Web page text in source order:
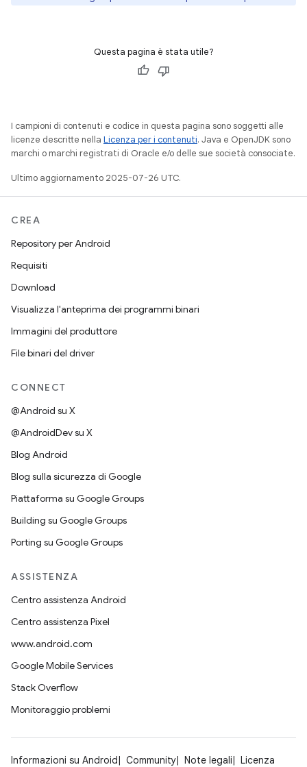
Questa pagina è stata utile?
I campioni di contenuti e codice in questa pagina sono soggetti alle
licenze descritte nella Licenza per i contenuti. Java e OpenJDK sono
marchi o marchi registrati di Oracle e/o delle sue società consociate.
Ultimo aggiornamento 2025-07-26 UTC.
CREA
Repository per Android
Requisiti
Download
Visualizza l'anteprima dei programmi binari
Immagini del produttore
File binari del driver
CONNECT
@Android su X
@AndroidDev su X
Blog Android
Blog sulla sicurezza di Google
Piattaforma su Google Groups
Building su Google Groups
Porting su Google Groups
ASSISTENZA
Centro assistenza Android
Centro assistenza Pixel
www.android.com
Google Mobile Services
Stack Overflow
Monitoraggio problemi
Informazioni su Android Community Note legali
Licenza